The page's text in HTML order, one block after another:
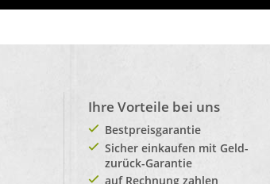
Ihre Vorteile bei uns
Bestpreisgarantie
Sicher einkaufen mit Geld-
zurück-Garantie
auf Rechnung zahlen